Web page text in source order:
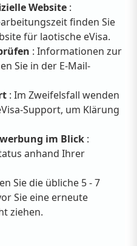
Website :
finden Sie
für laotische eVisa.
: Informationen zur
Sie in der E-Mail-
: Im Zweifelsfall wenden
Support, um Klärung
im Blick :
anhand Ihrer
Sie die übliche 5 - 7
Sie eine erneute
ziehen.